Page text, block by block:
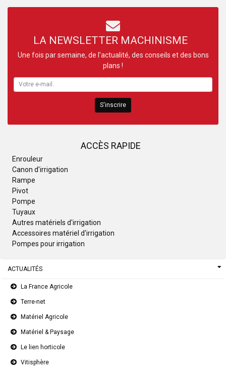
ACCÈS RAPIDE
Enrouleur
Canon d'irrigation
Rampe
Pivot
Pompe
Tuyaux
Autres matériels d'irrigation
Accessoires matériel d'irrigation
Pompes pour irrigation
LA NEWSLETTER MACHINISME
Une fois par semaine, de l’actualité, des conseils et des bons
plans !
S'inscrire
ACTUALITÉS
La France Agricole
Terre-net
Matériel Agricole
Matériel & Paysage
Le lien horticole
Vitisphère